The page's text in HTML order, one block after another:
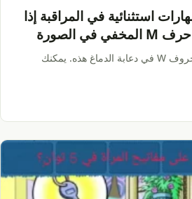
استثنائية في المراقبة إذا
تمكنت من اكتشاف حرف M المخفي في الصورة
يوجد حرف M مخفي بين حروف W في دعابة الدماغ هذه. يمكنك